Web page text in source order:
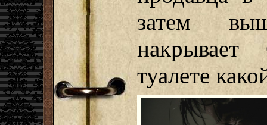
затем
туалете